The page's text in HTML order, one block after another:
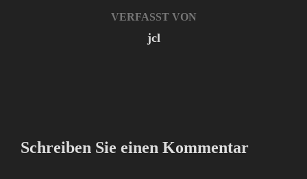
VERFASST VON
jcl
Schreiben Sie einen Kommentar